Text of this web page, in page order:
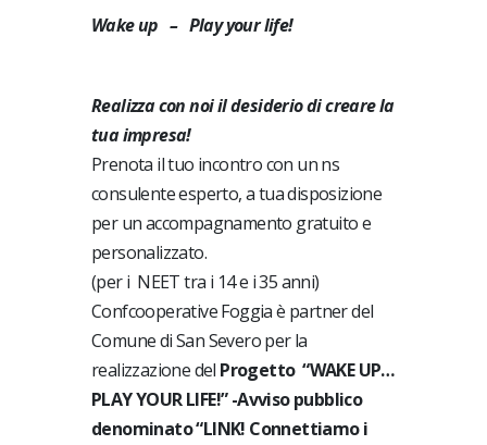
Wake up – Play your life!
Realizza con noi il desiderio di creare la
tua impresa!
Prenota il tuo incontro con un ns
consulente esperto, a tua disposizione
per un accompagnamento gratuito e
personalizzato.
(per i NEET tra i 14 e i 35 anni)
Confcooperative Foggia è partner del
Comune di San Severo per la
realizzazione del Progetto “WAKE UP…
PLAY YOUR LIFE!” -Avviso pubblico
denominato “LINK! Connettiamo i